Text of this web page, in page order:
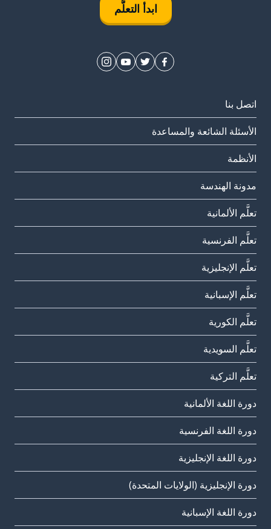
ابدأ التعلُّم
اتصل بنا
الأسئلة الشائعة والمساعدة
الأنظمة
مدونة الهندسة
تعلَّم الألمانية
تعلَّم الفرنسية
تعلَّم الإنجليزية
تعلَّم الإسبانية
تعلَّم الكورية
تعلَّم السويدية
تعلَّم التركية
دورة اللغة الألمانية
دورة اللغة الفرنسية
دورة اللغة الإنجليزية
دورة الإنجليزية (الولايات المتحدة)
دورة اللغة الإسبانية